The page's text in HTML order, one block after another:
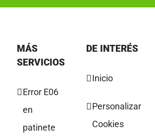
MÁS
SERVICIOS
Error E06
en
patinete
DE INTERÉS
Inicio
Personalizar
Cookies